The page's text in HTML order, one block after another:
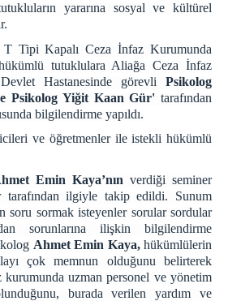
Hasta Ziyareti İçin
Örneği
KURUMU
KAPALI CİK
Anlatım
yararına sosyal ve kültürel
Kapalı Ceza İnfaz Kurumunda
tutuklulara Aliağa Ceza İnfaz
Hastanesinde görevli Psikolog
Psikolog Yiğit Kaan Gür' tarafından
bilgilendirme yapıldı.
ve öğretmenler ile istekli hükümlü
Emin Kaya’nın verdiği seminer
ilgiyle takip edildi. Sunum
soru sormak isteyenler sorular sordular
sorunlarına ilişkin bilgilendirme
Ahmet Emin Kaya,hükümlülerin
çok memnun olduğunu belirterek
uzman personel ve yönetim
burada verilen yardım ve